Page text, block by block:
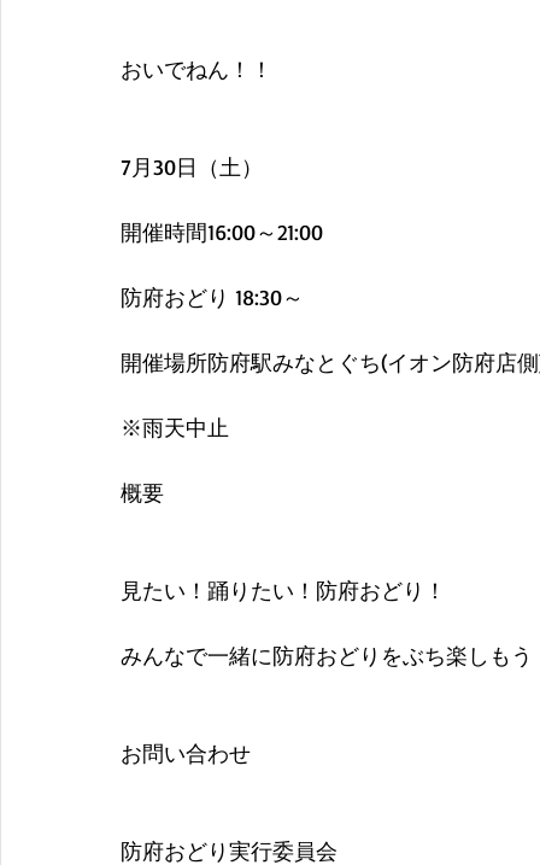
おいでねん！！
7月30日（土）
開催時間16:00～21:00
防府おどり 18:30～
開催場所防府駅みなとぐち(イオン防府店
※雨天中止
概要
見たい！踊りたい！防府おどり！
みんなで一緒に防府おどりをぶち楽しもう
お問い合わせ
防府おどり実行委員会